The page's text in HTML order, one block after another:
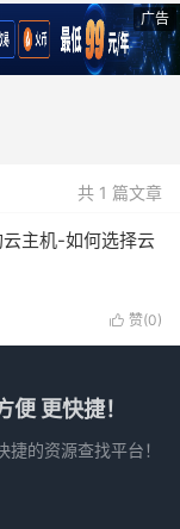
广告
共 1 篇文章
主机-如何选择云
 赞(0)
更快捷！
的资源查找平台！